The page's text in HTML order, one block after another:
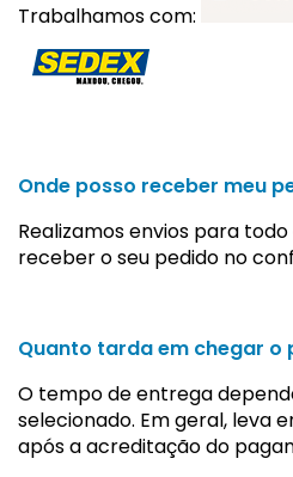
Trabalhamos com:
Onde posso receber meu
Realizamos envios para
receber o seu pedido no
Quanto tarda em chegar o
O tempo de entrega
selecionado. Em geral, leva
após a acreditação do